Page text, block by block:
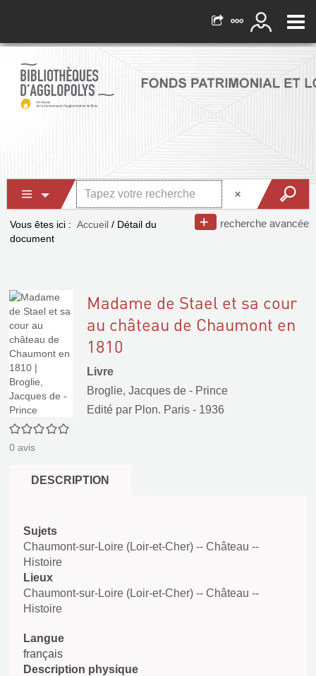
recherche avancée
Vous êtes ici : Accueil / Détail du
document
0/5
0 avis
Madame de Stael et sa cour
au château de Chaumont en
1810
Livre
Broglie, Jacques de - Prince
Edité par Plon. Paris - 1936
DESCRIPTION
Sujets
Chaumont-sur-Loire (Loir-et-Cher) -- Château --
Histoire
Lieux
Chaumont-sur-Loire (Loir-et-Cher) -- Château --
Histoire
Langue
français
Description physique